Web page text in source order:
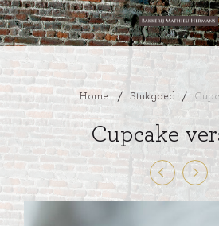
Home / Stukgoed /
Cupcake